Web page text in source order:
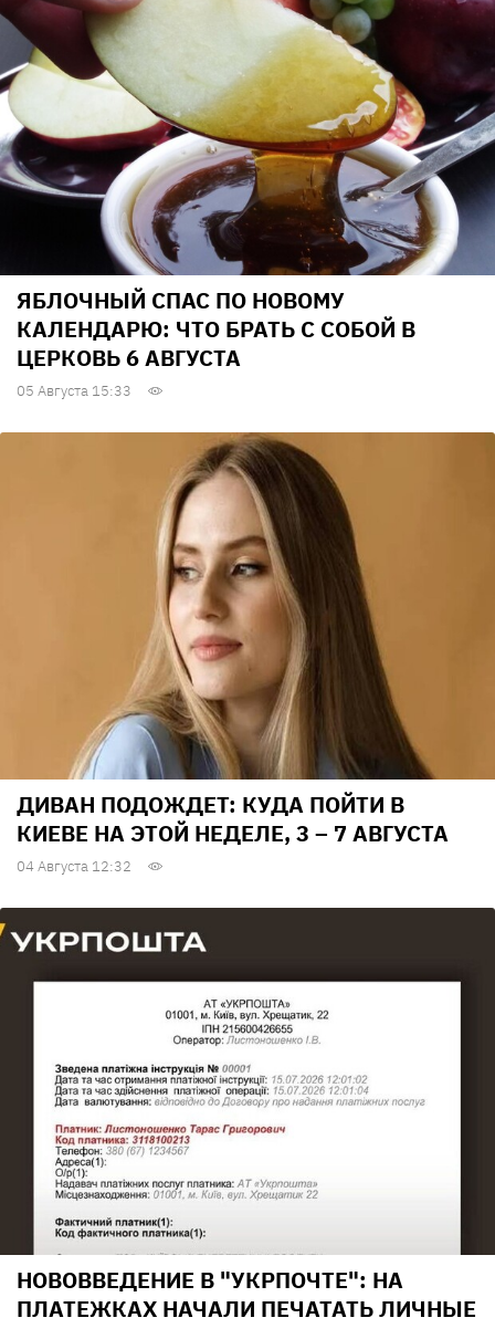
ЯБЛОЧНЫЙ СПАС ПО НОВОМУ
КАЛЕНДАРЮ: ЧТО БРАТЬ С СОБОЙ В
ЦЕРКОВЬ 6 АВГУСТА
05 Августа 15:33
ДИВАН ПОДОЖДЕТ: КУДА ПОЙТИ В
КИЕВЕ НА ЭТОЙ НЕДЕЛЕ, 3 – 7 АВГУСТА
04 Августа 12:32
НОВОВВЕДЕНИЕ В "УКРПОЧТЕ": НА
ПЛАТЕЖКАХ НАЧАЛИ ПЕЧАТАТЬ ЛИЧНЫЕ